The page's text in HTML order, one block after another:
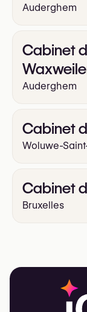
Auderghem
Cabinet
Auderghem
Cabinet
Woluwe-
Cabinet
Bruxelles